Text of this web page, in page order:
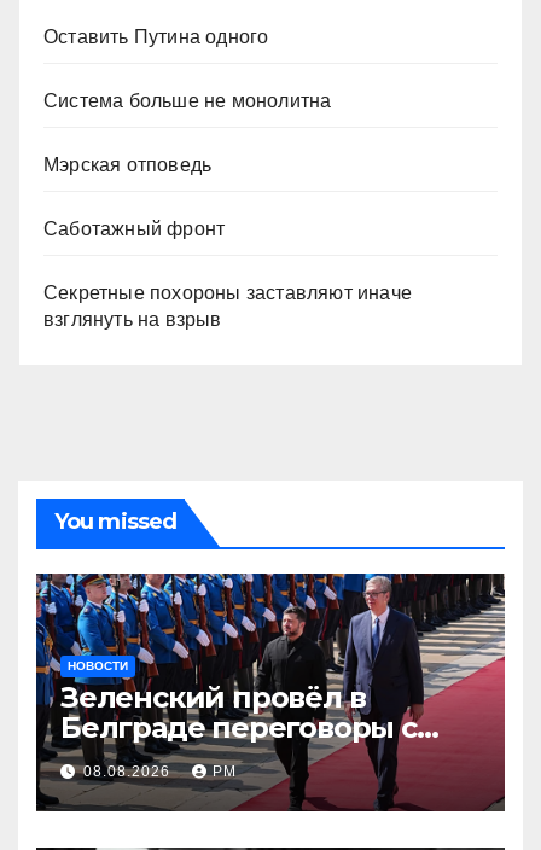
Оставить Путина одного
Система больше не монолитна
Мэрская отповедь
Саботажный фронт
Секретные похороны заставляют иначе
взглянуть на взрыв
You missed
НОВОСТИ
Зеленский провёл в
Белграде переговоры с
Вучичем
08.08.2026 РМ